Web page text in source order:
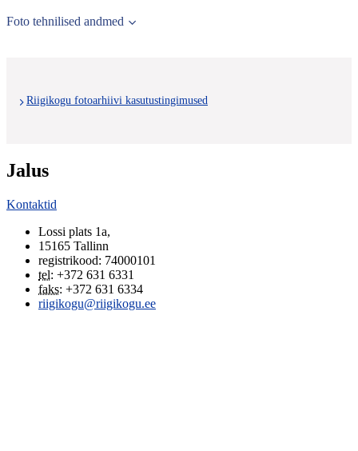
Foto tehnilised andmed
Riigikogu fotoarhiivi kasutustingimused
Jalus
Kontaktid
Lossi plats 1a,
15165 Tallinn
registrikood: 74000101
tel: +372 631 6331
faks: +372 631 6334
riigikogu@riigikogu.ee